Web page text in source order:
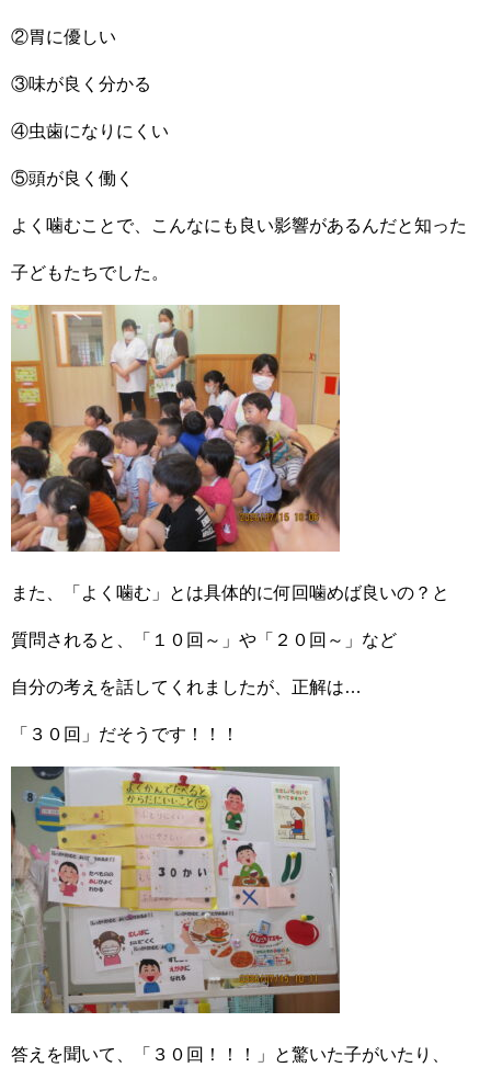
②胃に優しい
③味が良く分かる
④虫歯になりにくい
⑤頭が良く働く
よく噛むことで、こんなにも良い影響があるんだと知った
子どもたちでした。
また、「よく噛む」とは具体的に何回噛めば良いの？と
質問されると、「１０回～」や「２０回～」など
自分の考えを話してくれましたが、正解は…
「３０回」だそうです！！！
答えを聞いて、「３０回！！！」と驚いた子がいたり、